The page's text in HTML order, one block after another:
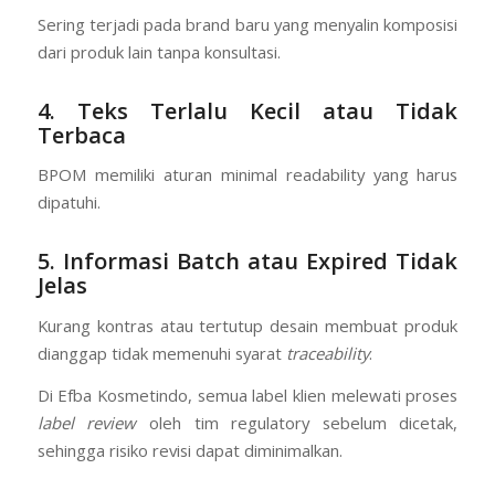
Sering terjadi pada brand baru yang menyalin komposisi
dari produk lain tanpa konsultasi.
4. Teks Terlalu Kecil atau Tidak
Terbaca
BPOM memiliki aturan minimal readability yang harus
dipatuhi.
5. Informasi Batch atau Expired Tidak
Jelas
Kurang kontras atau tertutup desain membuat produk
dianggap tidak memenuhi syarat traceability.
Di Efba Kosmetindo, semua label klien melewati proses
label reviewoleh tim regulatory sebelum dicetak,
sehingga risiko revisi dapat diminimalkan.